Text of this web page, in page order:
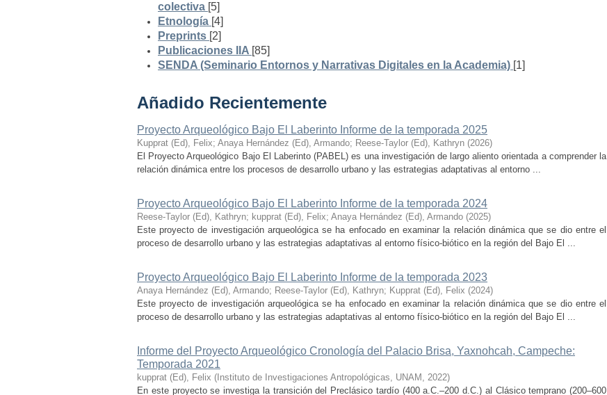
colectiva [5]
Etnología [4]
Preprints [2]
Publicaciones IIA [85]
SENDA (Seminario Entornos y Narrativas Digitales en la Academia) [1]
Añadido Recientemente
Proyecto Arqueológico Bajo El Laberinto Informe de la temporada 2025
Kupprat (Ed), Felix; Anaya Hernández (Ed), Armando; Reese-Taylor (Ed), Kathryn (2026)
El Proyecto Arqueológico Bajo El Laberinto (PABEL) es una investigación de largo aliento orientada a comprender la
relación dinámica entre los procesos de desarrollo urbano y las estrategias adaptativas al entorno ...
Proyecto Arqueológico Bajo El Laberinto Informe de la temporada 2024
Reese-Taylor (Ed), Kathryn; kupprat (Ed), Felix; Anaya Hernández (Ed), Armando (2025)
Este proyecto de investigación arqueológica se ha enfocado en examinar la relación dinámica que se dio entre el
proceso de desarrollo urbano y las estrategias adaptativas al entorno físico-biótico en la región del Bajo El ...
Proyecto Arqueológico Bajo El Laberinto Informe de la temporada 2023
Anaya Hernández (Ed), Armando; Reese-Taylor (Ed), Kathryn; Kupprat (Ed), Felix (2024)
Este proyecto de investigación arqueológica se ha enfocado en examinar la relación dinámica que se dio entre el
proceso de desarrollo urbano y las estrategias adaptativas al entorno físico-biótico en la región del Bajo El ...
Informe del Proyecto Arqueológico Cronología del Palacio Brisa, Yaxnohcah, Campeche:
Temporada 2021
kupprat (Ed), Felix ( Instituto de Investigaciones Antropológicas, UNAM , 2022)
En este proyecto se investiga la transición del Preclásico tardío (400 a.C.–200 d.C.) al Clásico temprano (200–600